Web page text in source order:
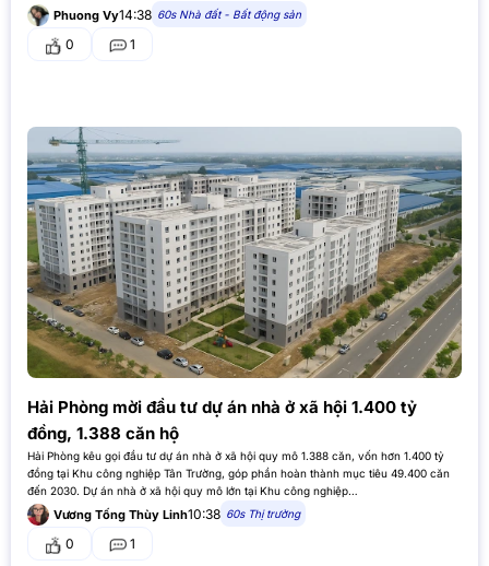
Phuong Vy14:38 60s Nhà đất - Bất động sản
0 1
Hải Phòng mời đầu tư dự án nhà ở xã hội 1.400 tỷ
đồng, 1.388 căn hộ
Hải Phòng kêu gọi đầu tư dự án nhà ở xã hội quy mô 1.388 căn, vốn hơn 1.400 tỷ
đồng tại Khu công nghiệp Tân Trường, góp phần hoàn thành mục tiêu 49.400 căn
đến 2030. Dự án nhà ở xã hội quy mô lớn tại Khu công nghiệp…
Vương Tống Thùy Linh10:38 60s Thị trường
0 1